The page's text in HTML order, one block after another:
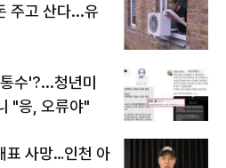
주고 산다...유
수'?...청년미
"응, 오류야"
표 사망…인천 아